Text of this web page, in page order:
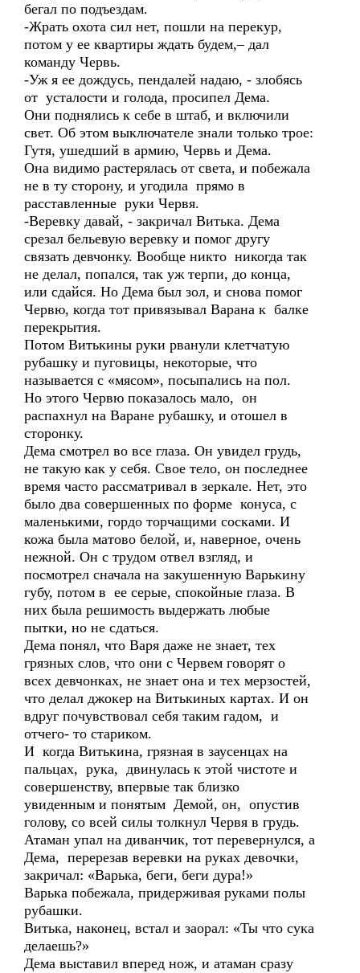
бегал по подъездам.
-Жрать охота сил нет, пошли на перекур,
потом у ее квартиры ждать будем,– дал
команду Червь.
-Уж я ее дождусь, пендалей надаю, - злобясь
от усталости и голода, просипел Дема.
Они поднялись к себе в штаб, и включили
свет. Об этом выключателе знали только трое:
Гутя, ушедший в армию, Червь и Дема.
Она видимо растерялась от света, и побежала
не в ту сторону, и угодила прямо в
расставленные руки Червя.
-Веревку давай, - закричал Витька. Дема
срезал бельевую веревку и помог другу
связать девчонку. Вообще никто никогда так
не делал, попался, так уж терпи, до конца,
или сдайся. Но Дема был зол, и снова помог
Червю, когда тот привязывал Варана к балке
перекрытия.
Потом Витькины руки рванули клетчатую
рубашку и пуговицы, некоторые, что
называется с «мясом», посыпались на пол.
Но этого Червю показалось мало, он
распахнул на Варане рубашку, и отошел в
сторонку.
Дема смотрел во все глаза. Он увидел грудь,
не такую как у себя. Свое тело, он последнее
время часто рассматривал в зеркале. Нет, это
было два совершенных по форме конуса, с
маленькими, гордо торчащими сосками. И
кожа была матово белой, и, наверное, очень
нежной. Он с трудом отвел взгляд, и
посмотрел сначала на закушенную Варькину
губу, потом в ее серые, спокойные глаза. В
них была решимость выдержать любые
пытки, но не сдаться.
Дема понял, что Варя даже не знает, тех
грязных слов, что они с Червем говорят о
всех девчонках, не знает она и тех мерзостей,
что делал джокер на Витькиных картах. И он
вдруг почувствовал себя таким гадом, и
отчего- то стариком.
И когда Витькина, грязная в заусенцах на
пальцах, рука, двинулась к этой чистоте и
совершенству, впервые так близко
увиденным и понятым Демой, он, опустив
голову, со всей силы толкнул Червя в грудь.
Атаман упал на диванчик, тот перевернулся, а
Дема, перерезав веревки на руках девочки,
закричал: «Варька, беги, беги дура!»
Варька побежала, придерживая руками полы
рубашки.
Витька, наконец, встал и заорал: «Ты что сука
делаешь?»
Дема выставил вперед нож, и атаман сразу